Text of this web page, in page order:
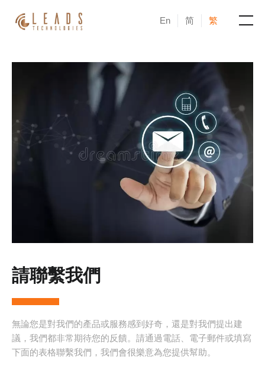
En 简 繁
成功案例
新聞與活動
請聯繫我們
無論您是對我們的產品或服務感到好奇，還是對我們提出建
議，我們都非常期待您的反饋。請通過電話、電子郵件或填寫
下面的表格聯繫我們，我們會很樂意為您提供幫助。